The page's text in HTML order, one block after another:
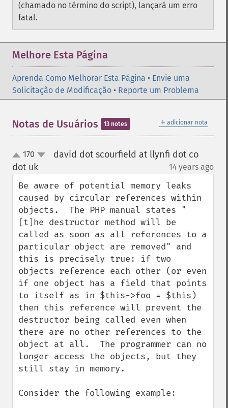
(chamado no término do script), lançará um erro
fatal.
Melhore Esta Página
Aprenda Como Melhorar Esta Página • Envie uma
Solicitação de Modificação • Reporte um Problema
＋ adicionar nota
Notas de Usuários 13 notes
up170
david dot scourfield at llynfi dot co
dot uk
14 years ago
Be aware of potential memory leaks
caused by circular references within
objects.  The PHP manual states "
[t]he destructor method will be
called as soon as all references to a
particular object are removed" and
this is precisely true: if two
objects reference each other (or even
if one object has a field that points
to itself as in $this->foo = $this)
then this reference will prevent the
destructor being called even when
there are no other references to the
object at all.  The programmer can no
longer access the objects, but they
still stay in memory.
Consider the following example: